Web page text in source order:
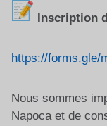
Inscription
https://forms.gle/
Nous sommes
Napoca et de